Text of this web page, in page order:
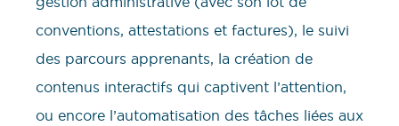
conventions, attestations et factures), le suivi
des parcours apprenants, la création de
contenus interactifs qui captivent l’attention,
ou encore l’automatisation des tâches liées aux